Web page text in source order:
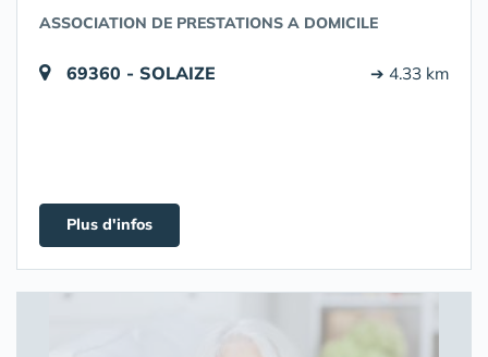
ASSOCIATION DE PRESTATIONS A DOMICILE
69360 - SOLAIZE ➔ 4.33 km
Plus d'infos